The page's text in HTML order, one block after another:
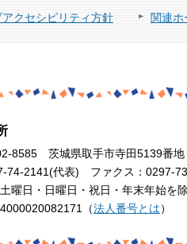
アクセシビリティ方針
関連ホ
8585 茨城県取手市寺田5139番地
74-2141(代表) ファクス：0297-
曜日・日曜日・祝日・年末年始を
（法人番号とは）